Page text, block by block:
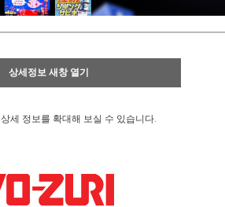
상세정보 새창 열기
상세 정보를 확대해 보실 수 있습니다.